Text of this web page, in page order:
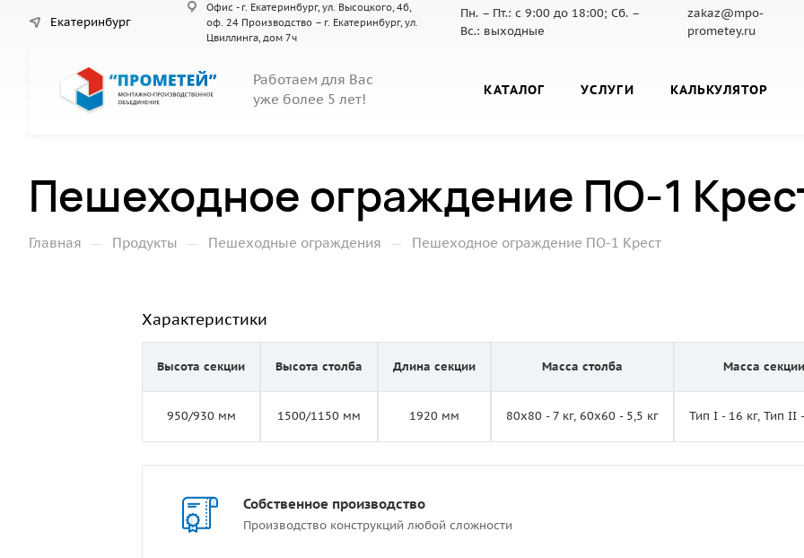
Екатеринбург
Офис - г. Екатеринбург, ул. Высоцкого, 4б,
оф. 24 Производство – г. Екатеринбург, ул.
Цвиллинга, дом 7ч
Пн. – Пт.: с 9:00 до 18:00; Сб. –
Вс.: выходные
zakaz@mpo-
prometey.ru
Работаем для Вас
уже более 5 лет!
КАТАЛОГ УСЛУГИ КАЛЬКУЛЯТОР
Пешеходное ограждение ПО-1
Главная — Продукты — Пешеходные ограждения — Пешеходное ограждение ПО-1 Крест
Характеристики
Высота секции
950/930 мм
Высота столба
1500/1150 мм
Длина секции
1920 мм
Масса столба
80х80 - 7 кг, 60х60 - 5,5 кг
Масса секции
Тип I - 16 кг, Тип II
Собственное производство
Производство конструкций любой сложности